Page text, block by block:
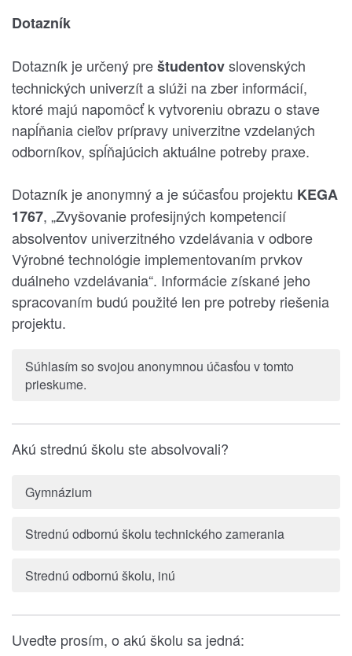
Dotazník
Dotazník je určený preštudentovslovenských
technických univerzít a slúži na zber informácií,
ktoré majú napomôcť k vytvoreniu obrazu o stave
napĺňania cieľov prípravy univerzitne vzdelaných
odborníkov, spĺňajúcich aktuálne potreby praxe.
Dotazník je anonymný a je súčasťou projektu KEGA
1767, „Zvyšovanie profesijných kompetencií
absolventov univerzitného vzdelávania v odbore
Výrobné technológie implementovaním prvkov
duálneho vzdelávania“. Informácie získané jeho
spracovaním budú použité len pre potreby riešenia
projektu.
Súhlasím so svojou anonymnou účasťou v tomto
prieskume.
Akú strednú školu ste absolvovali?
Gymnázium
Strednú odbornú školu technického zamerania
Strednú odbornú školu, inú
Uveďte prosím, o akú školu sa jedná: